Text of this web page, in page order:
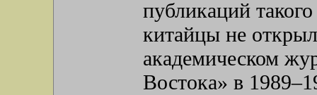
публикаций
китайцы не
академическом
Востока» в